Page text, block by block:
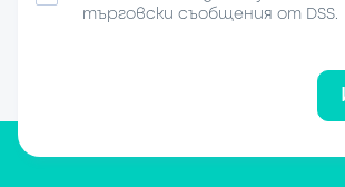
търговски съобщения от DSS.